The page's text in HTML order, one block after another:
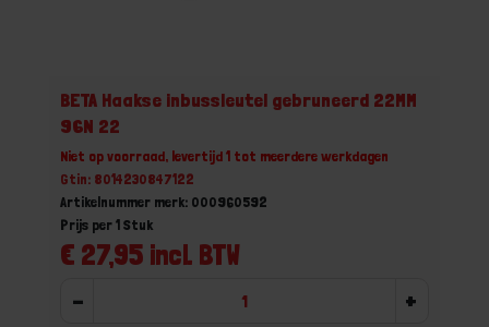
BETA Haakse inbussleutel gebruneerd 22MM
96N 22
Niet op voorraad, levertijd 1 tot meerdere werkdagen
Gtin: 8014230847122
Artikelnummer merk: 000960592
€ 27,95 incl. BTW
Prijs per 1 Stuk
- +